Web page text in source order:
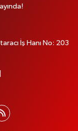
İş Hanı No: 203